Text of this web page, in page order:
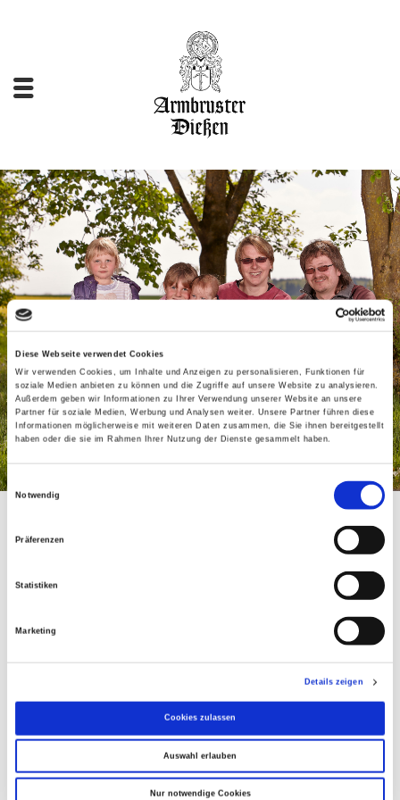
Diese Webseite verwendet Cookies
Wir verwenden Cookies, um Inhalte und Anzeigen zu personalisieren, Funktionen für
soziale Medien anbieten zu können und die Zugriffe auf unsere Website zu analysieren.
Außerdem geben wir Informationen zu Ihrer Verwendung unserer Website an unsere
Partner für soziale Medien, Werbung und Analysen weiter. Unsere Partner führen diese
Informationen möglicherweise mit weiteren Daten zusammen, die Sie ihnen bereitgestellt
haben oder die sie im Rahmen Ihrer Nutzung der Dienste gesammelt haben.
Einwilligungsauswahl
Notwendig
Präferenzen
Statistiken
Marketing
Details zeigen
Cookies zulassen
Auswahl erlauben
Nur notwendige Cookies
Home
Wir bieten Ihnen aus unserer Brennerei edle
Brände und Liköre.
Unsere Mosterei produziert leckeren Süßmost